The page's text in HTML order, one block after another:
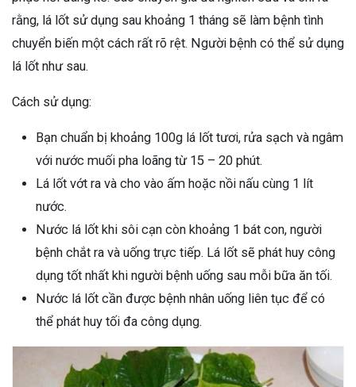
rằng, lá lốt sử dụng sau khoảng 1 tháng sẽ làm bệnh tình
chuyển biến một cách rất rõ rệt. Người bệnh có thể sử dụng
lá lốt như sau.
Cách sử dụng:
Bạn chuẩn bị khoảng 100g lá lốt tươi, rửa sạch và ngâm
với nước muối pha loãng từ 15 – 20 phút.
Lá lốt vớt ra và cho vào ấm hoặc nồi nấu cùng 1 lít
nước.
Nước lá lốt khi sôi cạn còn khoảng 1 bát con, người
bệnh chắt ra và uống trực tiếp. Lá lốt sẽ phát huy công
dụng tốt nhất khi người bệnh uống sau mỗi bữa ăn tối.
Nước lá lốt cần được bệnh nhân uống liên tục để có
thể phát huy tối đa công dụng.